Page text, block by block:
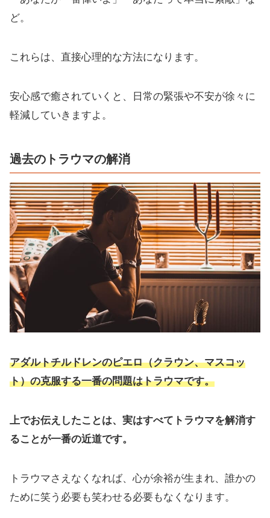
ど。
これらは、直接心理的な方法になります。
安心感で癒されていくと、日常の緊張や不安が徐々に
軽減していきますよ。
過去のトラウマの解消
アダルトチルドレンのピエロ（クラウン、マスコッ
ト）の克服する一番の問題はトラウマです。
上でお伝えしたことは、実はすべてトラウマを解消す
ることが一番の近道です。
トラウマさえなくなれば、心が余裕が生まれ、誰かの
ために笑う必要も笑わせる必要もなくなります。